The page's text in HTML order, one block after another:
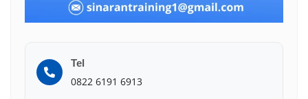
Tel
0822 6191 6913